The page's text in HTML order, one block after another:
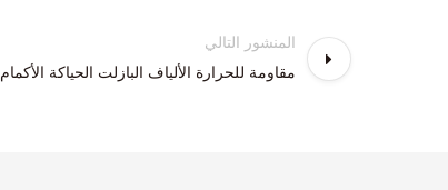
المنشور التالي
مقاومة للحرارة الألياف البازلت الحياكة الأكمام